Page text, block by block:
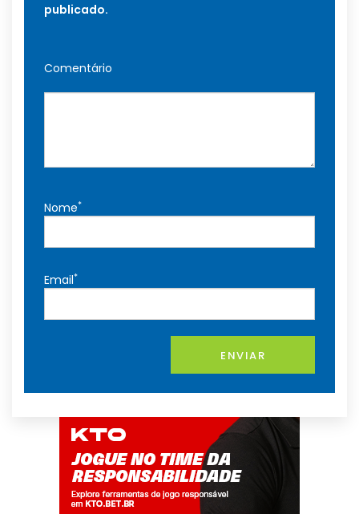
publicado.
Comentário
Nome*
Email*
ENVIAR